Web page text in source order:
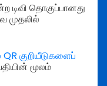
தொகுப்பானது
முதலில்
குறியீடுகளைப்
மூலம்